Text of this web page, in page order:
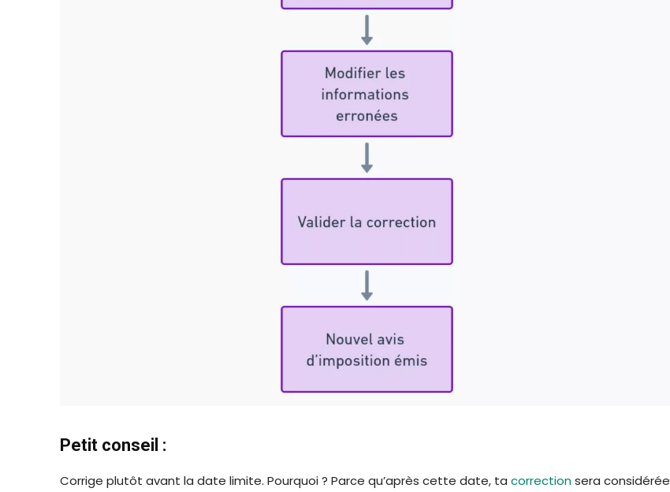
Petit conseil :
Corrige plutôt avant la date limite. Pourquoi ? Parce qu’après cette date, ta correctionsera considérée